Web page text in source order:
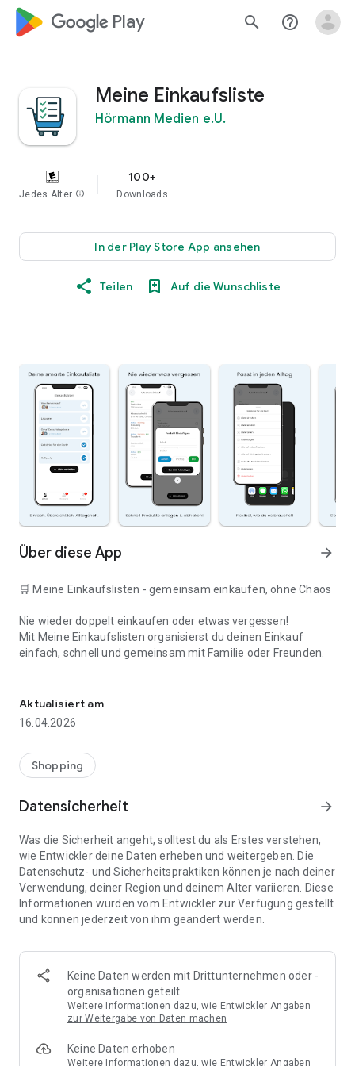
google_logo Play search help_outline
Meine Einkaufsliste
Hörmann Medien e.U.
Jedes Alter info
100+
Downloads
In der Play Store App ansehen
Teilen Auf die Wunschliste
Über diese App arrow_forward
🛒 Meine Einkaufslisten - gemeinsam einkaufen, ohne Chaos
Nie wieder doppelt einkaufen oder etwas vergessen!
Mit Meine Einkaufslisten organisierst du deinen Einkauf
einfach, schnell und gemeinsam mit Familie oder Freunden.
👨‍👩‍👧 Gemeinsame Einkaufslisten in Echtzeit: Alle sehen
⚡ Superschnell & einfach: Liste in Sekunden erstellen und
sofort loslegen.
📱 Immer dabei: Deine Einkaufsliste ist jederzeit auf deinem
🤝 Teilen leicht gemacht: Lade andere ein und erledigt den
Einkauf gemeinsam.
🍳 Zutaten direkt aus Rezepten übernehmen: Importiere
Zutaten von Rezept-Webseiten und verwandle sie
🚀 DEINE VORTEILE IM ALLTAG
* Nie wieder doppelte Einkäufe
* Kein Chaos mehr beim Einkaufen
* Bessere Abstimmung mit Familie & Freunden
* Perfekt für die Essensplanung
Aktualisiert am
16.04.2026
Shopping
Datensicherheit arrow_forward
Was die Sicherheit angeht, solltest du als Erstes verstehen,
wie Entwickler deine Daten erheben und weitergeben. Die
Datenschutz- und Sicherheitspraktiken können je nach deiner
Verwendung, deiner Region und deinem Alter variieren. Diese
Informationen wurden vom Entwickler zur Verfügung gestellt
und können jederzeit von ihm geändert werden.
Keine Daten werden mit Drittunternehmen oder -
organisationen geteilt
Weitere Informationen dazu, wie Entwickler Angaben
zur Weitergabe von Daten machen
Keine Daten erhoben
Weitere Informationen dazu, wie Entwickler Angaben